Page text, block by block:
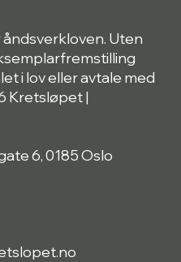
Uten
i lov eller avtale med
Kretsløpet |
6, 0185 Oslo